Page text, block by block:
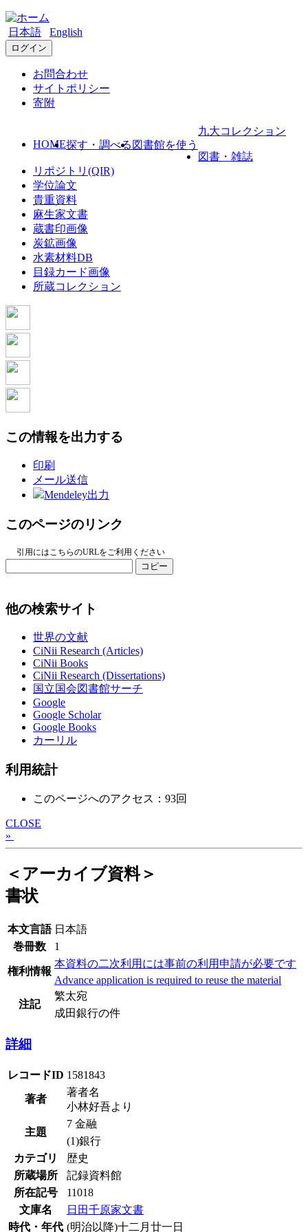
日本語 English
ログイン
お問合わせ
サイトポリシー
寄附
HOME探す・調べる 図書館を使う
九大コレクション
図書・雑誌
リポジトリ(QIR)
学位論文
貴重資料
麻生家文書
蔵書印画像
炭鉱画像
水素材料DB
目録カード画像
所蔵コレクション
この情報を出力する
印刷
メール送信
Mendeley出力
このページのリンク
引用にはこちらのURLをご利用ください
コピー
他の検索サイト
世界の文献
CiNii Research (Articles)
CiNii Books
CiNii Research (Dissertations)
国立国会図書館サーチ
Google
Google Scholar
Google Books
カーリル
利用統計
このページへのアクセス：93回
CLOSE
»
＜アーカイブ資料＞
書状
本文言語 日本語
巻冊数
1
権利情報
本資料の二次利用には事前の利用申請が必要です
Advance application is required to reuse the material
注記
繁太宛
成田銀行の件
詳細
レコードID 1581843
著者
著者名
小林好吾より
主題
7 金融
(1)銀行
カテゴリ
歴史
所蔵場所
記録資料館
所在記号
11018
文庫名
日田千原家文書
時代・年代 (明治以降)十二月廿一日